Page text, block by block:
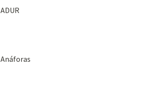
ADUR
Anáforas